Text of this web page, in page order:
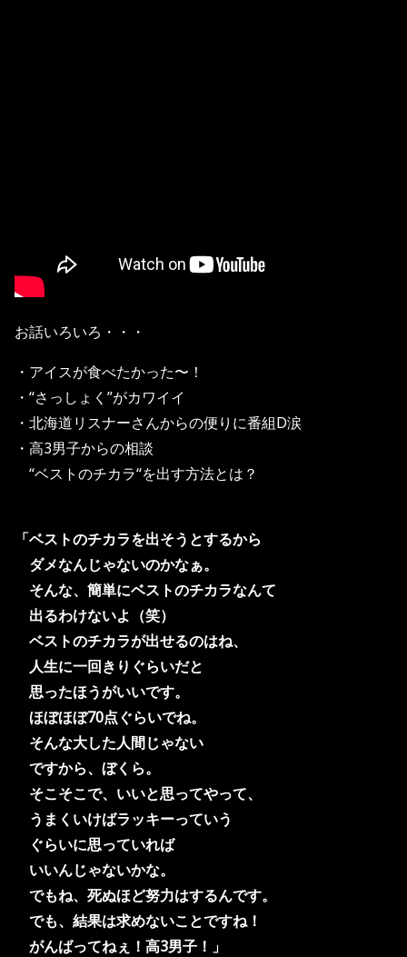
お話いろいろ・・・
・アイスが食べたかった〜！
・“さっしょく”がカワイイ
・北海道リスナーさんからの便りに番組D涙
・高3男子からの相談
“ベストのチカラ“を出す方法とは？
「ベストのチカラを出そうとするから
ダメなんじゃないのかなぁ。
そんな、簡単にベストのチカラなんて
出るわけないよ（笑）
ベストのチカラが出せるのはね、
人生に一回きりぐらいだと
思ったほうがいいです。
ほぼほぼ70点ぐらいでね。
そんな大した人間じゃない
ですから、 ぼくら。
そこそこで、いいと思ってやって、
うまくいけばラッキーっていう
ぐらいに思っていれば
いいんじゃないかな。
でもね、死ぬほど努力はするんです。
でも、結果は求めないことですね！
がんばってねぇ！高3男子！」